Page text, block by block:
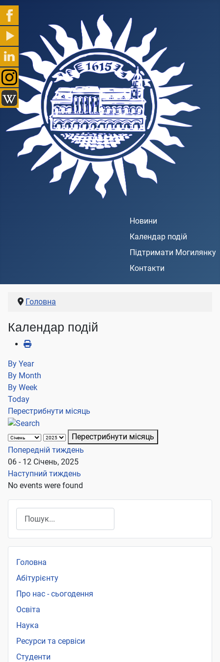
Новини
Календар подій
Підтримати Могилянку
Контакти
Головна
Календар подій
By Year
By Month
By Week
Today
Перестрибнути місяць
Перестрибнути місяць
Попередній тиждень
06 - 12 Січень, 2025
Наступний тиждень
No events were found
Головна
Абітурієнту
Про нас - сьогодення
Освіта
Наука
Ресурси та сервіси
Студенти